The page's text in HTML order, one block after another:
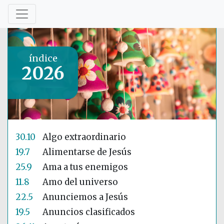
índice
2026
30.10
Algo extraordinario
19.7
Alimentarse de Jesús
25.9
Ama a tus enemigos
11.8
Amo del universo
22.5
Anunciemos a Jesús
19.5
Anuncios clasificados